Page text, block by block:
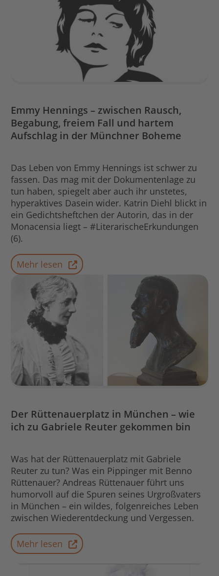
Emmy Hennings ­– zwischen Rausch,
Begabung, freiem Fall und hartem
Aufschlag in der Münchner Boheme
Das Leben von Emmy Hennings ist schwer zu
fassen. Das mag mit der Dokumentenlage zu
tun haben, spiegelt aber auch ihr unstetes,
hyperaktives Dasein wider. Katrin Diehl blickt in
ein Gedichtsheftchen der Autorin, das in der
Monacensia liegt – #LiterarischeErkundungen
(6).
Mehr lesen
Der Rüttenauerplatz in München – wie
ich zu Gabriele Reuter gekommen bin
Was hat der Rüttenauerplatz mit Gabriele
Reuter zu tun? Was ein Pippinger mit Benno
Rüttenauer? Andreas Rüttenauer führt uns
humorvoll auf die Spuren seines Urgroßvaters
in München – ein wildes, folgenreiches Leben
zwischen Wiederentdeckung und Vergessen.
Mehr lesen